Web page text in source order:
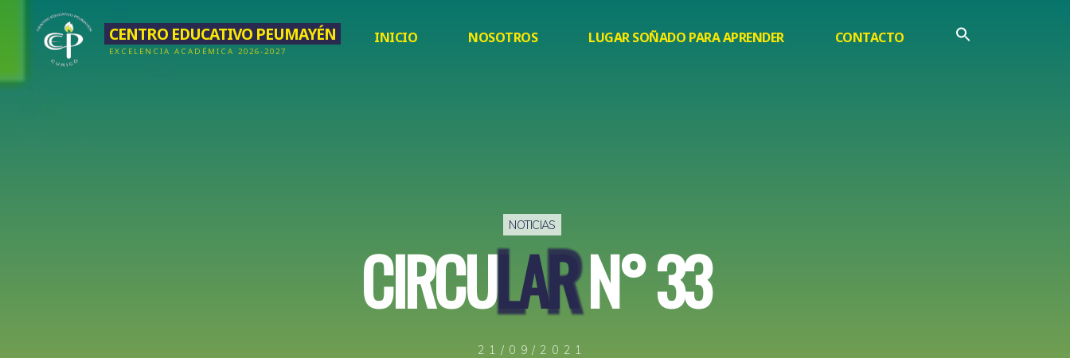
contenido
CENTRO EDUCATIVO PEUMAYÉN
EXCELENCIA ACADÉMICA 2026-2027
INICIO NOSOTROS LUGAR SOÑADO PARA APRENDER CONTACTO
NOTICIAS
CIRCUL
LAR
RN°33
21/09/2021